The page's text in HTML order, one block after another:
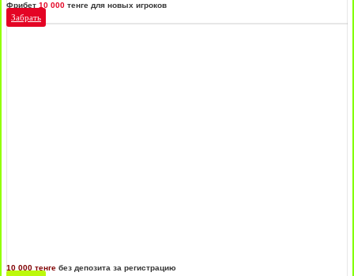
Фрибет 10 000 тенге для новых игроков
Забрать
10 000 тенге без депозита за регистрацию